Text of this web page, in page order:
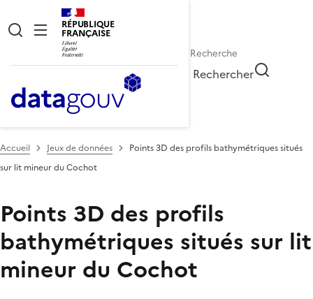
RÉPUBLIQUE
FRANÇAISE
Rechercher
Accueil Jeux de données
Points 3D des profils bathymétriques situés
sur lit mineur du Cochot
Points 3D des profils
bathymétriques situés sur lit
mineur du Cochot